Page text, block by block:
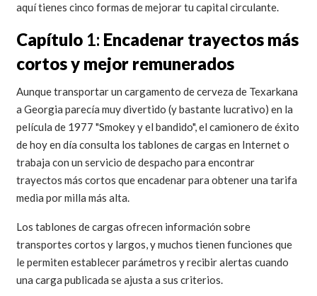
aquí tienes cinco formas de mejorar tu capital circulante.
Capítulo 1: Encadenar trayectos más
cortos y mejor remunerados
Aunque transportar un cargamento de cerveza de Texarkana
a Georgia parecía muy divertido (y bastante lucrativo) en la
película de 1977 "Smokey y el bandido", el camionero de éxito
de hoy en día consulta los tablones de cargas en Internet o
trabaja con un servicio de despacho para encontrar
trayectos más cortos que encadenar para obtener una tarifa
media por milla más alta.
Los tablones de cargas ofrecen información sobre
transportes cortos y largos, y muchos tienen funciones que
le permiten establecer parámetros y recibir alertas cuando
una carga publicada se ajusta a sus criterios.